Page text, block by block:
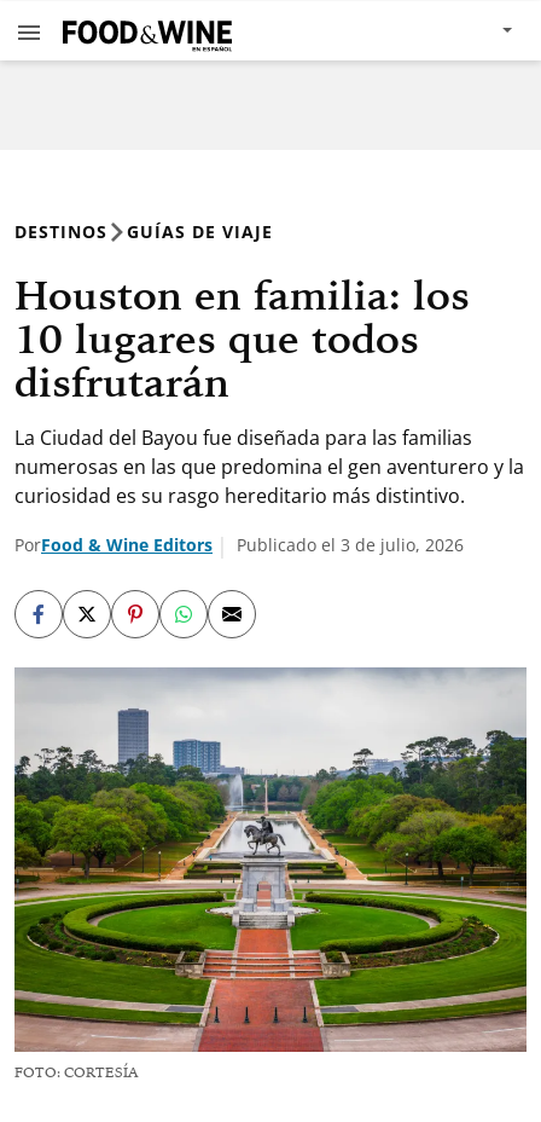
DESTINOS GUÍAS DE VIAJE
Houston en familia: los
10 lugares que todos
disfrutarán
La Ciudad del Bayou fue diseñada para las familias
numerosas en las que predomina el gen aventurero y la
curiosidad es su rasgo hereditario más distintivo.
PorFood & Wine Editors Publicado el 3 de julio, 2026
FOTO: CORTESÍA